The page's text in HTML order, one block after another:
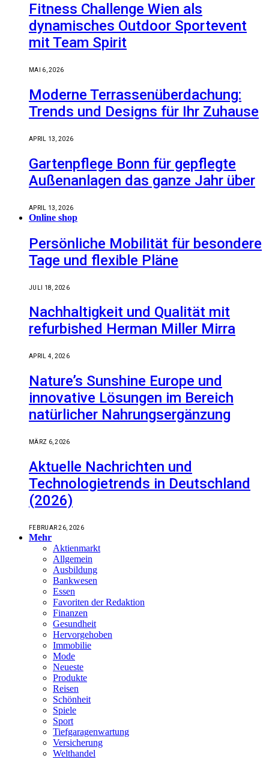
Fitness Challenge Wien als
dynamisches Outdoor Sportevent
mit Team Spirit
MAI 6, 2026
Moderne Terrassenüberdachung:
Trends und Designs für Ihr Zuhause
APRIL 13, 2026
Gartenpflege Bonn für gepflegte
Außenanlagen das ganze Jahr über
APRIL 13, 2026
Online shop
Persönliche Mobilität für besondere
Tage und flexible Pläne
JULI 18, 2026
Nachhaltigkeit und Qualität mit
refurbished Herman Miller Mirra
APRIL 4, 2026
Nature’s Sunshine Europe und
innovative Lösungen im Bereich
natürlicher Nahrungsergänzung
MÄRZ 6, 2026
Aktuelle Nachrichten und
Technologietrends in Deutschland
(2026)
FEBRUAR 26, 2026
Mehr
Aktienmarkt
Allgemein
Ausbildung
Bankwesen
Essen
Favoriten der Redaktion
Finanzen
Gesundheit
Hervorgehoben
Immobilie
Mode
Neueste
Produkte
Reisen
Schönheit
Spiele
Sport
Tiefgaragenwartung
Versicherung
Welthandel